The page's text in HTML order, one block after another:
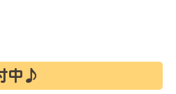
中♪